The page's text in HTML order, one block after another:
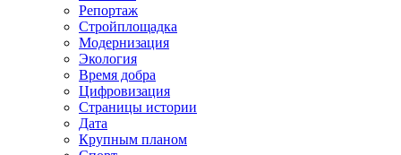
Репортаж
Стройплощадка
Модернизация
Экология
Время добра
Цифровизация
Страницы истории
Дата
Крупным планом